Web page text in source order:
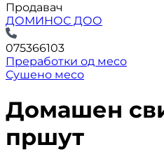
Продавач
ДОМИНОС ДОО
075366103
Преработки од месо
Сушено месо
Домашен
пршут